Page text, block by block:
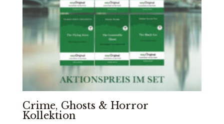
Crime, Ghosts & Horror
Kollektion